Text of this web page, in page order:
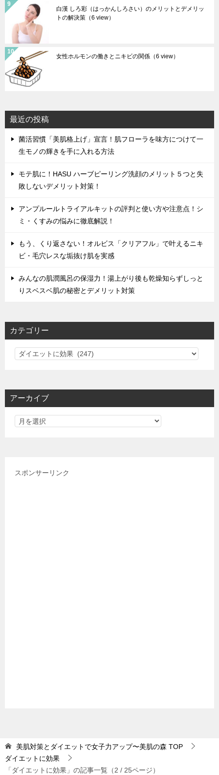
白漢 しろ彩（はっかんしろさい）のメリットとデメリッ
トの解決策 （6 view）
女性ホルモンの働きとニキビの関係 （6 view）
最近の投稿
菌活習慣「美肌格上げ」宣言！肌フローラを味方につけて一
生モノの輝きを手に入れる方法
モテ肌に！HASU ハーブピーリング洗顔のメリット５つと失
敗しないデメリット対策！
アンプルールトライアルキットの評判と使い方や注意点！シ
ミ・くすみの悩みに徹底解説！
もう、くり返さない！オルビス「クリアフル」で叶えるニキ
ビ・毛穴レスな垢抜け肌を実感
みんなの肌潤風呂の保湿力！湯上がり後も乾燥知らずしっと
りスベスベ肌の秘密とデメリット対策
カテゴリー
カ
リ
アーカイブ
スポンサーリンク
美肌対策とダイエットで女子力アップ〜美肌の森 TOP
ダイエットに効果
「ダイエットに効果」の記事一覧（2 / 25ページ）